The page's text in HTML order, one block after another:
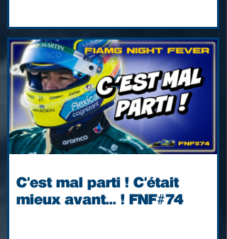
C'est mal parti ! C'était
mieux avant... ! FNF#74